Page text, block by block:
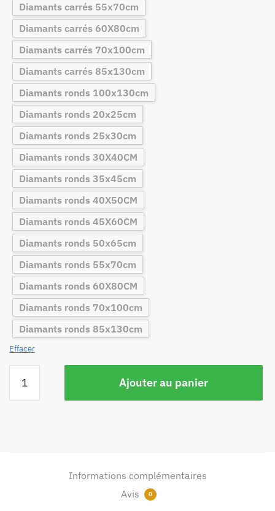
Diamants carrés 55x70cm
Diamants carrés 60X80cm
Diamants carrés 70x100cm
Diamants carrés 85x130cm
Diamants ronds 100x130cm
Diamants ronds 20x25cm
Diamants ronds 25x30cm
Diamants ronds 30X40CM
Diamants ronds 35x45cm
Diamants ronds 40X50CM
Diamants ronds 45X60CM
Diamants ronds 50x65cm
Diamants ronds 55x70cm
Diamants ronds 60X80CM
Diamants ronds 70x100cm
Diamants ronds 85x130cm
Effacer
Ajouter au panier
Informations complémentaires
Avis
0